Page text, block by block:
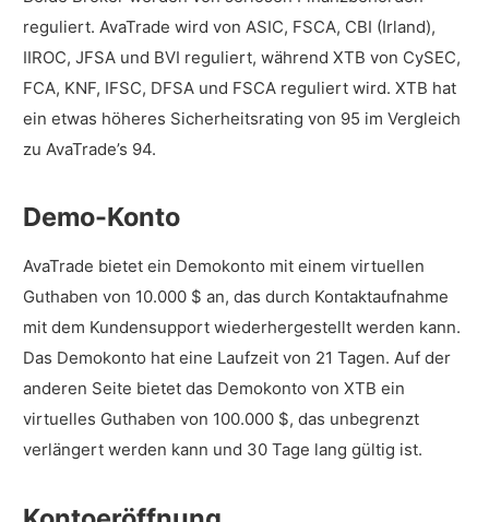
reguliert. AvaTrade wird von ASIC, FSCA, CBI (Irland),
IIROC, JFSA und BVI reguliert, während XTB von CySEC,
FCA, KNF, IFSC, DFSA und FSCA reguliert wird. XTB hat
ein etwas höheres Sicherheitsrating von 95 im Vergleich
zu AvaTrade’s 94.
Demo-Konto
AvaTrade bietet ein Demokonto mit einem virtuellen
Guthaben von 10.000 $ an, das durch Kontaktaufnahme
mit dem Kundensupport wiederhergestellt werden kann.
Das Demokonto hat eine Laufzeit von 21 Tagen. Auf der
anderen Seite bietet das Demokonto von XTB ein
virtuelles Guthaben von 100.000 $, das unbegrenzt
verlängert werden kann und 30 Tage lang gültig ist.